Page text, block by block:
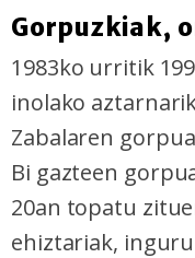
Gorpuzkiak,
1983ko urritik
inolako
Zabalaren
Bi gazteen
20an topatu
ehiztariak,